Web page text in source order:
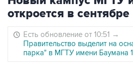
откроется в сентябре
Есть обновление от 10:51 →
Правительство выделит на
парка" в МГТУ имени Баумана